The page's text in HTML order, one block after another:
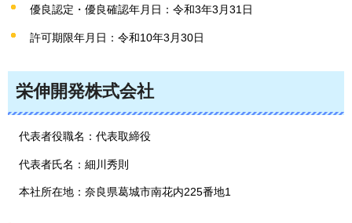
優良認定・優良確認年月日：令和3年3月31日
許可期限年月日：令和10年3月30日
栄伸開発株式会社
代表者役職名：代表取締役
代表者氏名：細川秀則
本社所在地：奈良県葛城市南花内225番地1